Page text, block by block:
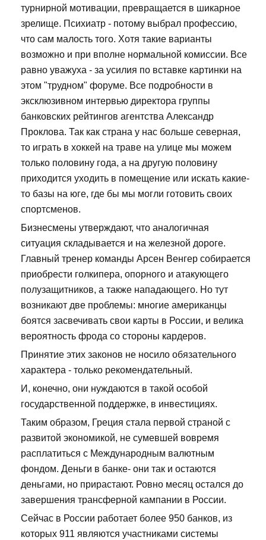
турнирной мотивации, превращается в шикарное
зрелище. Психиатр - потому выбрал профессию,
что сам малость того. Хотя такие варианты
возможно и при вполне нормальной комиссии. Все
равно уважуха - за усилия по вставке картинки на
этом "трудном" форуме. Все подробности в
эксклюзивном интервью директора группы
банковских рейтингов агентства Александр
Проклова. Так как страна у нас больше северная,
то играть в хоккей на траве на улице мы можем
только половину года, а на другую половину
приходится уходить в помещение или искать какие-
то базы на юге, где бы мы могли готовить своих
спортсменов.
Бизнесмены утверждают, что аналогичная
ситуация складывается и на железной дороге.
Главный тренер команды Арсен Венгер собирается
приобрести голкипера, опорного и атакующего
полузащитников, а также нападающего. Но тут
возникают две проблемы: многие американцы
боятся засвечивать свои карты в России, и велика
вероятность фрода со стороны кардеров.
Принятие этих законов не носило обязательного
характера - только рекомендательный.
И, конечно, они нуждаются в такой особой
государственной поддержке, в инвестициях.
Таким образом, Греция стала первой страной с
развитой экономикой, не сумевшей вовремя
расплатиться с Международным валютным
фондом. Деньги в банке- они так и остаются
деньгами, но прирастают. Ровно месяц остался до
завершения трансферной кампании в России.
Сейчас в России работает более 950 банков, из
которых 911 являются участниками системы